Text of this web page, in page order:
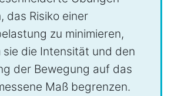
das Risiko einer
zu minimieren,
sie die Intensität und den
der Bewegung auf das
Maß begrenzen.